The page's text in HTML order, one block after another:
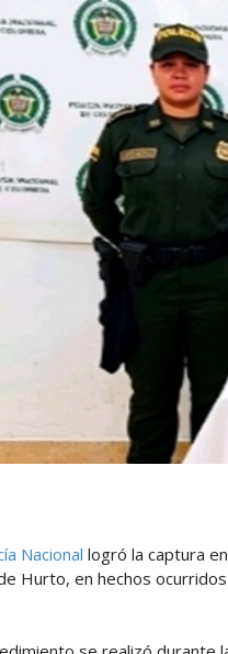
Nacional logró la captura
Hurto, en hechos